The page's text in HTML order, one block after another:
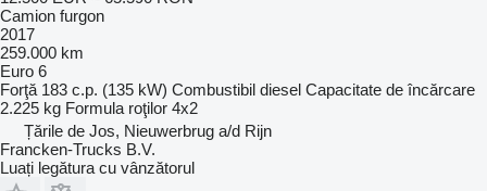
Camion furgon
2017
259.000 km
Euro 6
Forţă 183 c.p. (135 kW) Combustibil diesel Capacitate de încărcare
2.225 kg Formula roţilor 4x2
Țările de Jos, Nieuwerbrug a/d Rijn
Francken-Trucks B.V.
Luați legătura cu vânzătorul